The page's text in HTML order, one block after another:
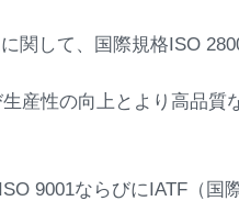
関して、国際規格ISO
産性の向上とより高品
9001ならびにIATF（